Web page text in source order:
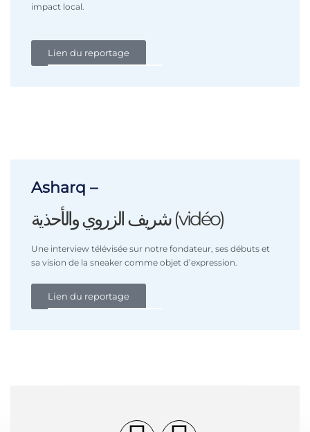
impact local.
Lien du reportage
Asharq –
شريف الزروي والأحذية (vidéo)
Une interview télévisée sur notre fondateur, ses débuts et
sa vision de la sneaker comme objet d’expression.
Lien du reportage